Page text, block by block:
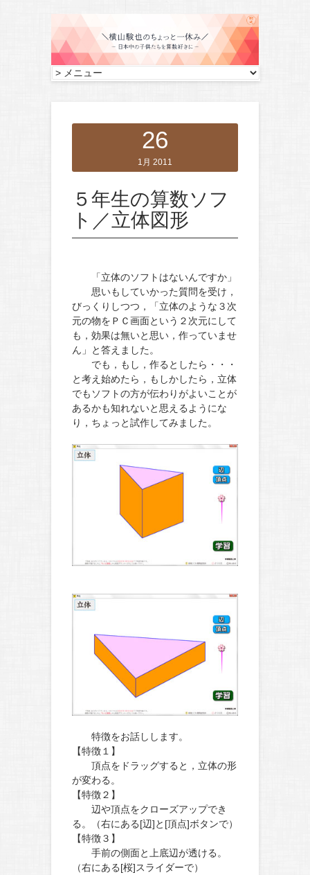
26
1月 2011
５年生の算数ソフ
ト／立体図形
「立体のソフトはないんですか」
思いもしていかった質問を受け，
びっくりしつつ，「立体のような３次
元の物をＰＣ画面という２次元にして
も，効果は無いと思い，作っていませ
ん」と答えました。
でも，もし，作るとしたら・・・
と考え始めたら，もしかしたら，立体
でもソフトの方が伝わりがよいことが
あるかも知れないと思えるよう にな
り，ちょっと試作してみました。
特徴をお話しします。
【特徴１】
頂点をドラッグすると，立体の形
が変わる。
【特徴２】
辺や頂点をクローズアップでき
る。（右にある[辺]と[頂点]ボタンで）
【特徴３】
手前の側面と上底辺が透ける。
（右にある[桜]スライダーで）